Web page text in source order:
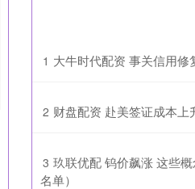
1 大牛时代配资 事关信用
2 财盘配资 赴美签证成本上
3 玖联优配 钨价飙涨 这些
名单）